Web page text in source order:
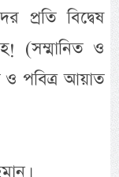
প্রতি বিদ্বেষ
(সম্মানিত ও
ও পবিত্র আয়াত